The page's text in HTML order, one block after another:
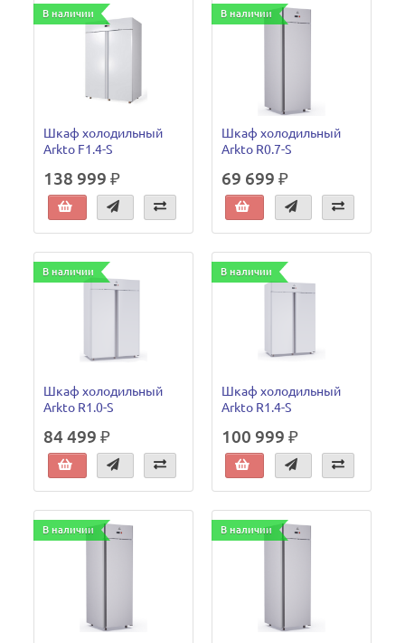
В наличии
Шкаф холодильный
Arkto F1.4-S
138 999 ₽
В наличии
Шкаф холодильный
Arkto R0.7-S
69 699 ₽
В наличии
Шкаф холодильный
Arkto R1.0-S
84 499 ₽
В наличии
Шкаф холодильный
Arkto R1.4-S
100 999 ₽
В наличии В наличии